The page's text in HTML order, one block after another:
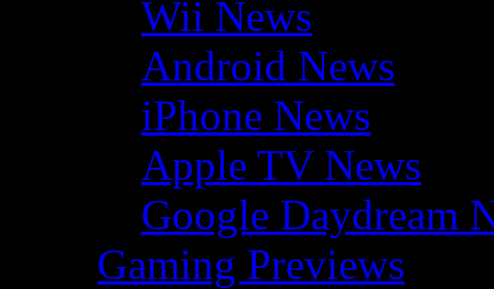
Wii News
Android News
iPhone News
Apple TV News
Google Daydream
Gaming Previews